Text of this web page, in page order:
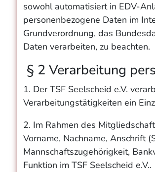
sowohl automatisiert in EDV-
personenbezogene Daten im
Grundverordnung, das
Daten verarbeiten, zu beachten.
§ 2 Verarbeitung
1. Der TSF Seelscheid e.V.
Verarbeitungstätigkeiten ein
2. Im Rahmen des
Vorname, Nachname, Anschrift
Mannschaftszugehörigkeit,
Funktion im TSF Seelscheid e.V..